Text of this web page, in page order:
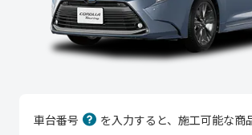
車台番号
を入力すると、施工可能な商